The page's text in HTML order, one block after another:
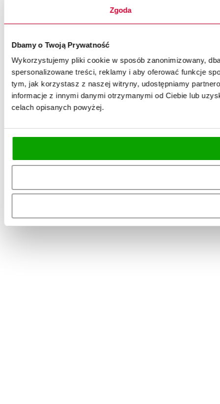
Zgoda
Dbamy o Twoją Prywatność
Wykorzystujemy pliki cookie w sposób zanonimizowany,
spersonalizowane treści, reklamy i aby oferować funkcje
tym, jak korzystasz z naszej witryny, udostępniamy
informacje z innymi danymi otrzymanymi od Ciebie lub
celach opisanych powyżej.